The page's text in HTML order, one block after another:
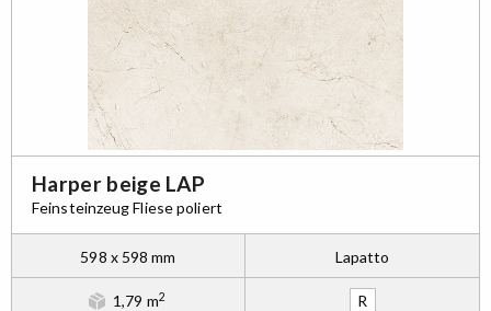
Harper beige LAP
Feinsteinzeug Fliese poliert
598 x 598 mm Lapatto
1,79 m2 R